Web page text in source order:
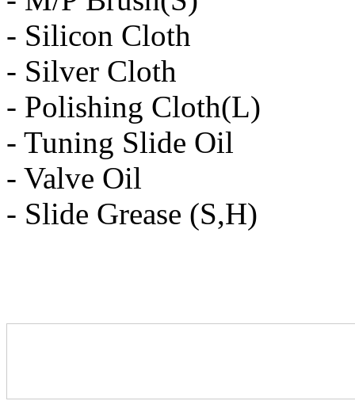
- Silicon Cloth
- Silver Cloth
- Polishing Cloth(L)
- Tuning Slide Oil
- Valve Oil
- Slide Grease (S,H)